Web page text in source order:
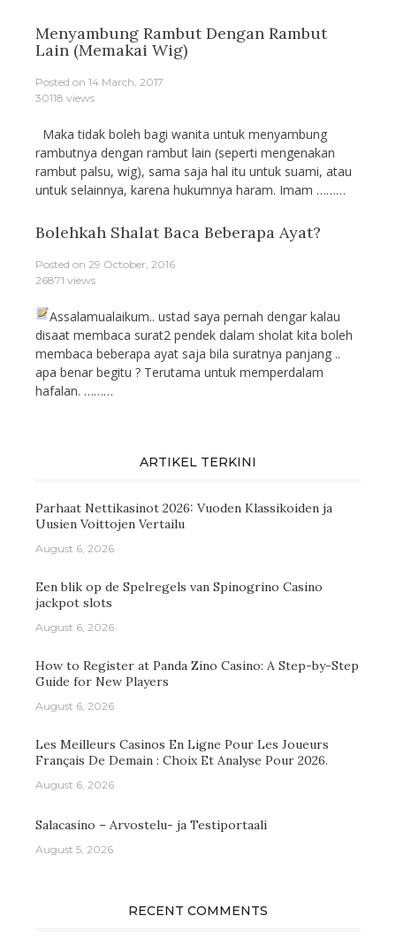
Menyambung Rambut Dengan Rambut
Lain (Memakai Wig)
Posted on 14 March, 2017
30118 views
Maka tidak boleh bagi wanita untuk menyambung
rambutnya dengan rambut lain (seperti mengenakan
rambut palsu, wig), sama saja hal itu untuk suami, atau
untuk selainnya, karena hukumnya haram. Imam ………
Bolehkah Shalat Baca Beberapa Ayat?
Posted on 29 October, 2016
26871 views
Assalamualaikum.. ustad saya pernah dengar kalau
disaat membaca surat2 pendek dalam sholat kita boleh
membaca beberapa ayat saja bila suratnya panjang ..
apa benar begitu ? Terutama untuk memperdalam
hafalan. ………
ARTIKEL TERKINI
Parhaat Nettikasinot 2026: Vuoden Klassikoiden ja
Uusien Voittojen Vertailu
August 6, 2026
Een blik op de Spelregels van Spinogrino Casino
jackpot slots
August 6, 2026
How to Register at Panda Zino Casino: A Step-by-Step
Guide for New Players
August 6, 2026
Les Meilleurs Casinos En Ligne Pour Les Joueurs
Français De Demain : Choix Et Analyse Pour 2026.
August 6, 2026
Salacasino – Arvostelu- ja Testiportaali
August 5, 2026
RECENT COMMENTS